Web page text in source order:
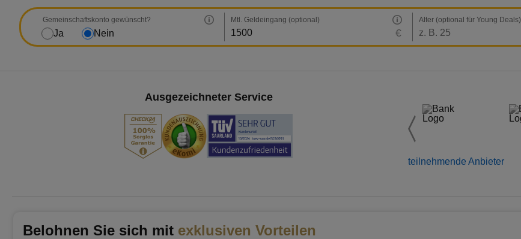
Gemeinschaftskonto gewünscht?
Ja Nein
Mtl. Geldeingang (optional) Alter (optional für Young Deals)
Ausgezeichneter Service
teilnehmende Anbieter
Belohnen Sie sich mit exklusiven Vorteilen